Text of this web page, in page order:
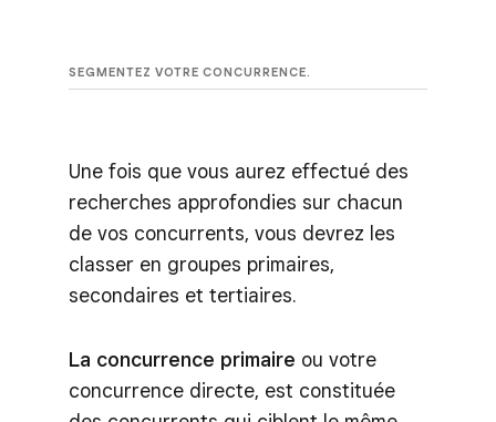
SEGMENTEZ VOTRE CONCURRENCE.
Une fois que vous aurez effectué des
recherches approfondies sur chacun
de vos concurrents, vous devrez les
classer en groupes primaires,
secondaires et tertiaires.
La concurrence primaire ou votre
concurrence directe, est constituée